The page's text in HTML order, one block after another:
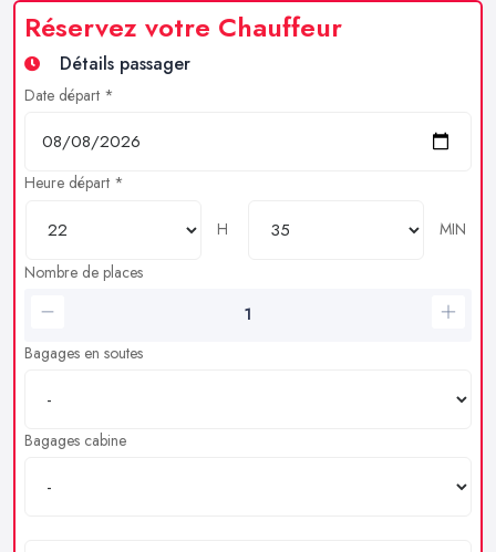
Réservez votre Chauffeur
Détails passager
Date départ *
Heure départ *
H
MIN
Nombre de places
Bagages en soutes
Bagages cabine